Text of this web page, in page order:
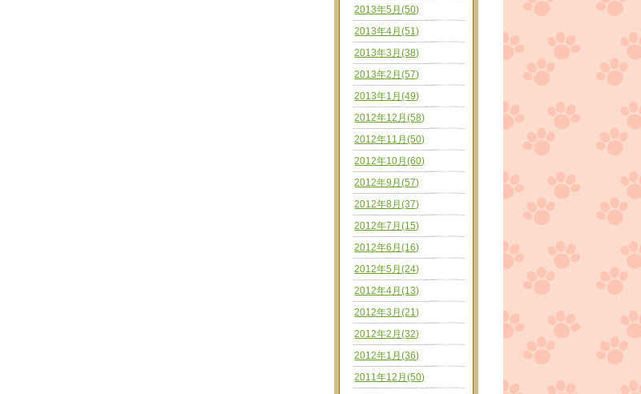
2013年5月(50)
2013年4月(51)
2013年3月(38)
2013年2月(57)
2013年1月(49)
2012年12月(58)
2012年11月(50)
2012年10月(60)
2012年9月(57)
2012年8月(37)
2012年7月(15)
2012年6月(16)
2012年5月(24)
2012年4月(13)
2012年3月(21)
2012年2月(32)
2012年1月(36)
2011年12月(50)